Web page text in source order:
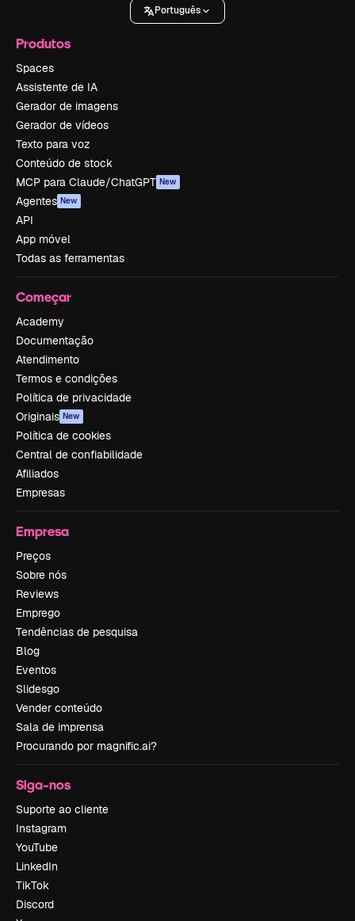
Português
Produtos
Spaces
Assistente de IA
Gerador de imagens
Gerador de vídeos
Texto para voz
Conteúdo de stock
MCP para Claude/ChatGPT New
Agentes New
API
App móvel
Todas as ferramentas
Começar
Academy
Documentação
Atendimento
Termos e condições
Política de privacidade
Originais New
Política de cookies
Central de confiabilidade
Afiliados
Empresas
Empresa
Preços
Sobre nós
Reviews
Emprego
Tendências de pesquisa
Blog
Eventos
Slidesgo
Vender conteúdo
Sala de imprensa
Procurando por magnific.ai?
Siga-nos
Suporte ao cliente
Instagram
YouTube
LinkedIn
TikTok
Discord